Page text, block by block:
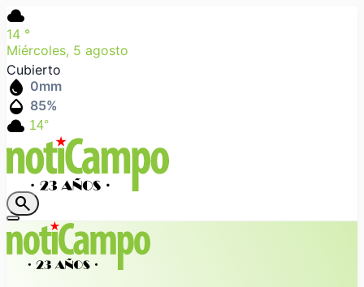
cloud
14 °
Miércoles, 5 agosto
Cubierto
water_drop 0mm
humidity_mid 85%
cloud 14°
search